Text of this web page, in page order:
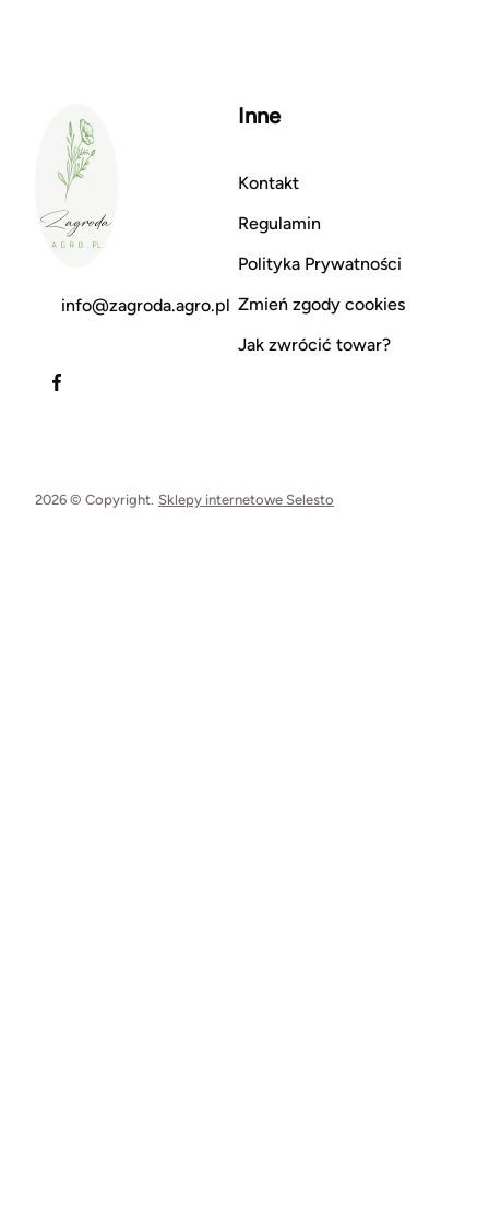
info@zagroda.agro.pl
Inne
Kontakt
Regulamin
Polityka Prywatności
Zmień zgody cookies
Jak zwrócić towar?
2026 © Copyright. Sklepy internetowe Selesto